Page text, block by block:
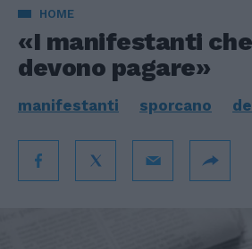
HOME
«I manifestanti
devono pagare»
manifestanti sporcano